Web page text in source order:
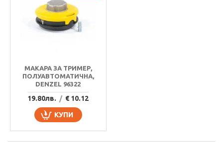
МАКАРА ЗА ТРИМЕР,
ПОЛУАВТОМАТИЧНА,
DENZEL 96322
19.80лв. / € 10.12
КУПИ